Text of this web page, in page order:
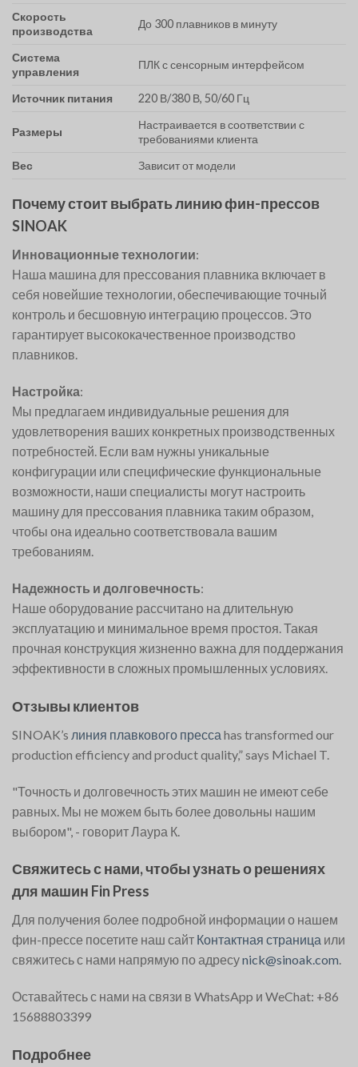
Скорость
производства
До 300 плавников в минуту
Система
управления
ПЛК с сенсорным интерфейсом
Источник питания 220 В/380 В, 50/60 Гц
Размеры
Настраивается в соответствии с
требованиями клиента
Вес
Зависит от модели
Почему стоит выбрать линию фин-прессов
SINOAK
Инновационные технологии:
Наша машина для прессования плавника включает в
себя новейшие технологии, обеспечивающие точный
контроль и бесшовную интеграцию процессов. Это
гарантирует высококачественное производство
плавников.
Настройка:
Мы предлагаем индивидуальные решения для
удовлетворения ваших конкретных производственных
потребностей. Если вам нужны уникальные
конфигурации или специфические функциональные
возможности, наши специалисты могут настроить
машину для прессования плавника таким образом,
чтобы она идеально соответствовала вашим
требованиям.
Надежность и долговечность:
Наше оборудование рассчитано на длительную
эксплуатацию и минимальное время простоя. Такая
прочная конструкция жизненно важна для поддержания
эффективности в сложных промышленных условиях.
Отзывы клиентов
SINOAK’s линия плавкового пресса has transformed our
production efficiency and product quality,” says Michael T.
"Точность и долговечность этих машин не имеют себе
равных. Мы не можем быть более довольны нашим
выбором", - говорит Лаура К.
Свяжитесь с нами, чтобы узнать о решениях
для машин Fin Press
Для получения более подробной информации о нашем
фин-прессе посетите наш сайт Контактная страница или
свяжитесь с нами напрямую по адресуnick@sinoak.com.
Оставайтесь с нами на связи в WhatsApp и WeChat: +86
15688803399
Подробнее